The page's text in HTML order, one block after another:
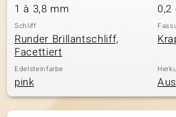
1 à 3,8 mm 0,2
Schliff
Runder Brillantschliff,
Facettiert
Edelsteinfarbe
pink